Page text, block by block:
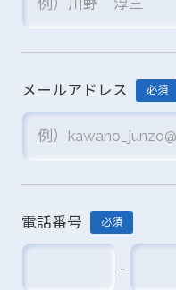
メールアドレス 必須
電話番号 必須
-